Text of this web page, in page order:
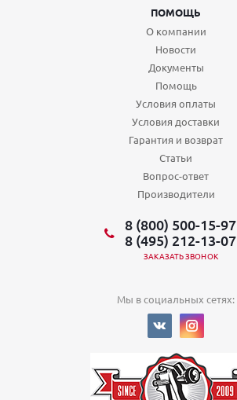
ПОМОЩЬ
О компании
Новости
Документы
Помощь
Условия оплаты
Условия доставки
Гарантия и возврат
Статьи
Вопрос-ответ
Производители
8 (800) 500-15-97
8 (495) 212-13-07
ЗАКАЗАТЬ ЗВОНОК
Мы в социальных сетях: